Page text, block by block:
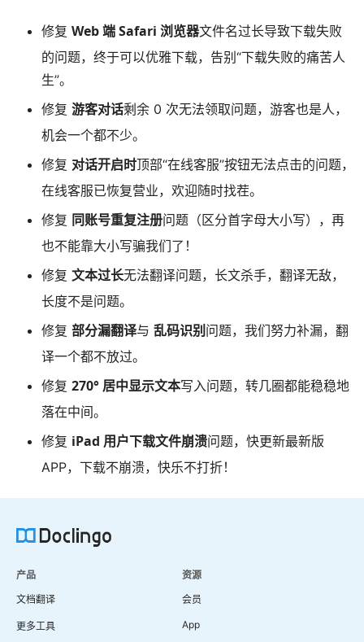
修复Web 端 Safari 浏览器文件名过长导致下载失败
的问题，终于可以优雅下载，告别“下载失败的痛苦人
生”。
修复游客对话剩余 0 次无法领取问题，游客也是人，
机会一个都不少。
修复 对话开启时顶部“在线客服”按钮无法点击的问题，
在线客服已恢复营业，欢迎随时找茬。
修复 同账号重复注册问题（区分首字母大小写），再
也不能靠大小写骗我们了！
修复文本过长无法翻译问题，长文杀手，翻译无敌，
长度不是问题。
修复部分漏翻译与乱码识别 问题，我们努力补漏，翻
译一个都不放过。
修复270° 居中显示文本写入问题，转几圈都能稳稳地
落在中间。
修复 iPad 用户下载文件崩溃问题，快更新最新版
APP，下载不崩溃，快乐不打折！
产品
文档翻译
更多工具
资源
会员
App